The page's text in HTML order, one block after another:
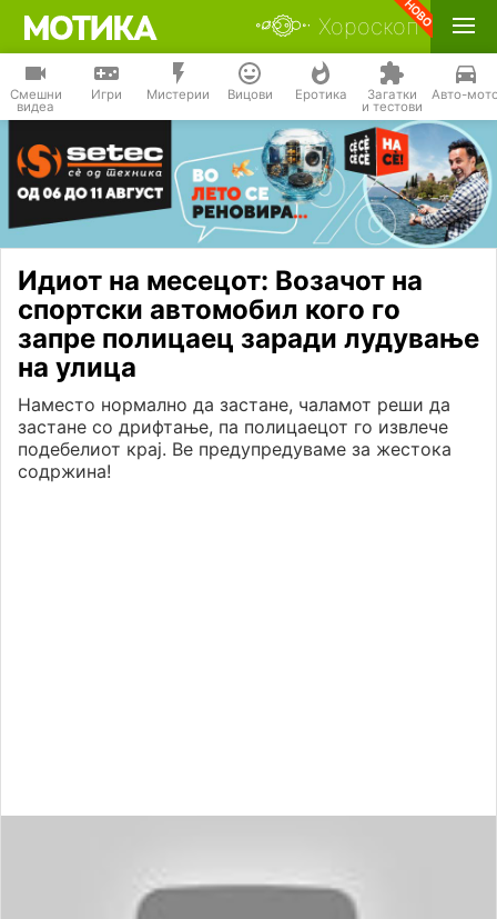
Хороскоп
Смешни
видеа
Игри Мистерии Вицови Еротика Загатки
и тестови
Авто-
Идиот на месецот: Возачот на
спортски автомобил кого го
запре полицаец заради лудување
на улица
Наместо нормално да застане, чаламот реши да
застане со дрифтање, па полицаецот го извлече
подебелиот крај. Ве предупредуваме за жестока
содржина!